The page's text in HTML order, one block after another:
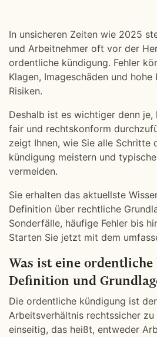
In unsicheren Zeiten wie 2025
und Arbeitnehmer oft vor der
ordentliche kündigung. Fehler
Klagen, Imageschäden und hohe
Risiken.
Deshalb ist es wichtiger denn je,
fair und rechtskonform
zeigt Ihnen, wie Sie alle Schritte
kündigung meistern und
vermeiden.
Sie erhalten das aktuellste
Definition über rechtliche
Sonderfälle, häufige Fehler bis
Starten Sie jetzt mit dem
Was ist eine ordentliche
Definition und
Die ordentliche kündigung ist
Arbeitsverhältnis rechtssicher
einseitig, das heißt, entweder